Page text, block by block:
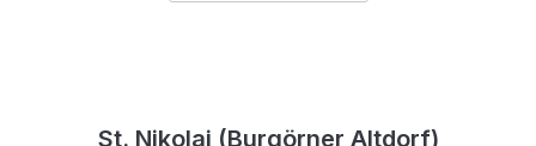
St. Nikolai (Burgörner Altdorf)